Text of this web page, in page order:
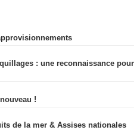
: une reconnaissance pour
!
de la mer & Assises nationales